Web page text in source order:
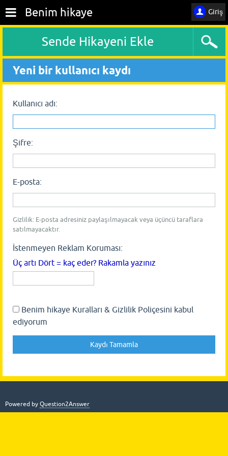
Giriş
Benim hikaye
Sende Hikayeni Ekle
Yeni bir kullanıcı kaydı
Kullanıcı adı:
Şifre:
E-posta:
Gizlilik: E-posta adresiniz paylaşılmayacak veya üçüncü taraflara
satılmayacaktır.
İstenmeyen Reklam Koruması:
Üç artı Dört = kaç eder? Rakamla yazınız
Benim hikaye Kuralları & Gizlilik Poliçesini kabul
ediyorum
Powered by Question2Answer